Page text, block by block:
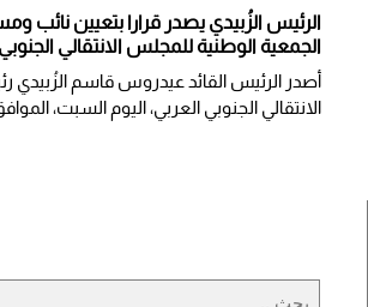
الرئيس الزُبيدي يصدر قرارا بتعيين نائب
الجمعية الوطنية للمجلس الانتقالي
أصدر الرئيس القائد عيدروس قاسم الزُبيدي
الانتقالي الجنوبي العربي، اليوم السبت، الموافق